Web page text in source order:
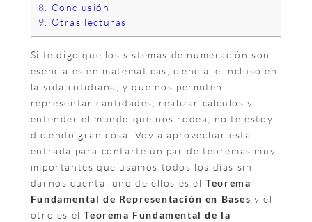
8.
Conclusión
9.
Otras lecturas
Si te digo que los sistemas de numeración son
esenciales en matemáticas, ciencia, e incluso en
la vida cotidiana; y que nos permiten
representar cantidades, realizar cálculos y
entender el mundo que nos rodea; no te estoy
diciendo gran cosa. Voy a aprovechar esta
entrada para contarte un par de teoremas muy
importantes que usamos todos los días sin
darnos cuenta: uno de ellos es elTeorema
Fundamental de Representación en Bases y el
otro es elTeorema Fundamental de la